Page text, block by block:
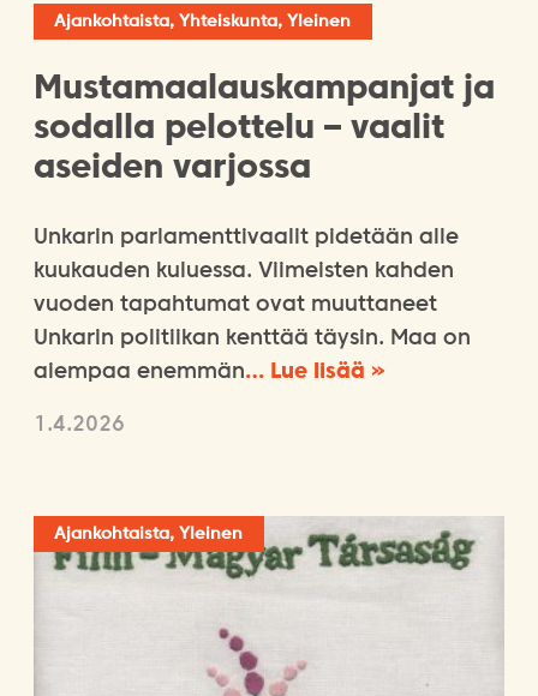
Ajankohtaista, Yhteiskunta, Yleinen
Mustamaalauskampanjat ja
sodalla pelottelu – vaalit
aseiden varjossa
Unkarin parlamenttivaalit pidetään alle
kuukauden kuluessa. Viimeisten kahden
vuoden tapahtumat ovat muuttaneet
Unkarin politiikan kenttää täysin. Maa on
aiempaa enemmän… Lue lisää »
1.4.2026
Ajankohtaista, Yleinen